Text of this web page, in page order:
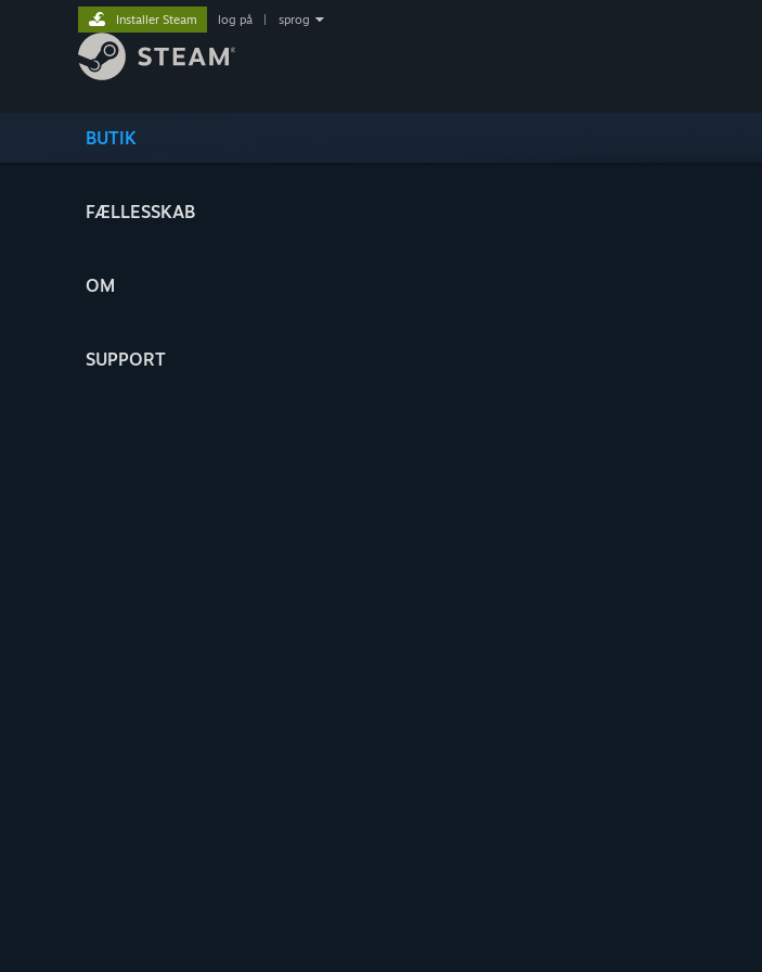
BUTIK
FÆLLESSKAB
OM
SUPPORT
Installer Steam log på sprog